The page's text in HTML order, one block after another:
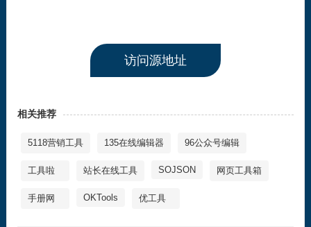
访问源地址
相关推荐
5118营销工具 135在线编辑器 96公众号编辑
工具啦 站长在线工具 SOJSON 网页工具箱
手册网 OKTools 优工具